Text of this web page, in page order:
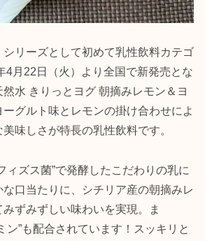
リーズとして初めて乳性飲料カテゴ
4月22日（火）より全国で新発売とな
水 きりっとヨグ 朝摘みレモン＆ヨ
グルト味とレモンの掛け合わせによ
味しさが特長の乳性飲料です。
ィズス菌”で発酵したこだわりの乳に
口当たりに、シチリア産の朝摘みレ
ずみずしい味わいを実現。ま
ン”も配合されています！スッキリと